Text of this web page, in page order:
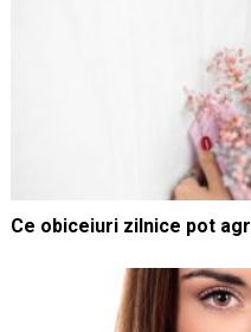
Ce obiceiuri zilnice pot